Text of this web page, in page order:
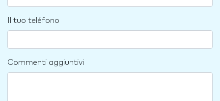
Il tuo teléfono
Commenti aggiuntivi